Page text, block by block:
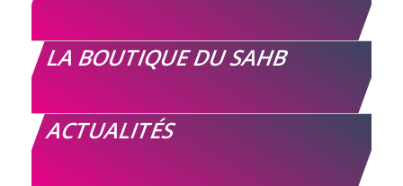
LA BOUTIQUE DU SAHB
ACTUALITÉS